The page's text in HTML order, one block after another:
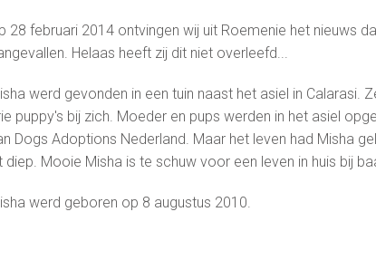
28 februari 2014 ontvingen wij uit Roemenie het nieuws
Helaas heeft zij dit niet overleefd...
werd gevonden in een tuin naast het asiel in Calarasi.
puppy's bij zich. Moeder en pups werden in het asiel
Dogs Adoptions Nederland. Maar het leven had Misha
diep. Mooie Misha is te schuw voor een leven in huis bij
werd geboren op 8 augustus 2010.